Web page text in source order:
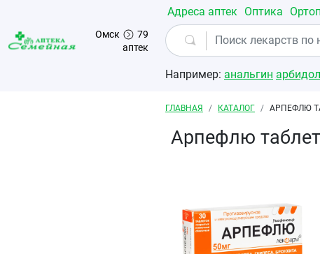
Перейти к основному содержанию
Омск
79
аптек
Адреса аптек Оптика
Например: анальгин арбидол
Строка навигации
ГЛАВНАЯ КАТАЛОГ АРПЕФЛЮ
Арпефлю